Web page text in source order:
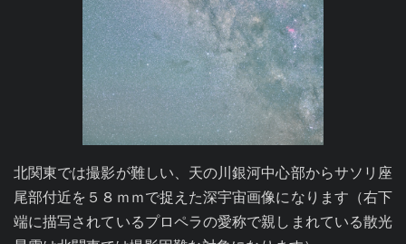
北関東では撮影が難しい、天の川銀河中心部からサソリ座
尾部付近を５８ｍｍで捉えた深宇宙画像になります（右下
端に描写されているプロペラの愛称で親しまれている散光